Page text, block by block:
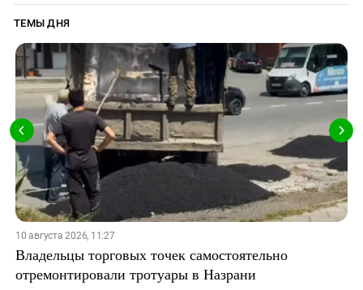
ТЕМЫ ДНЯ
10 августа 2026, 11:27
Владельцы торговых точек самостоятельно
отремонтировали тротуары в Назрани